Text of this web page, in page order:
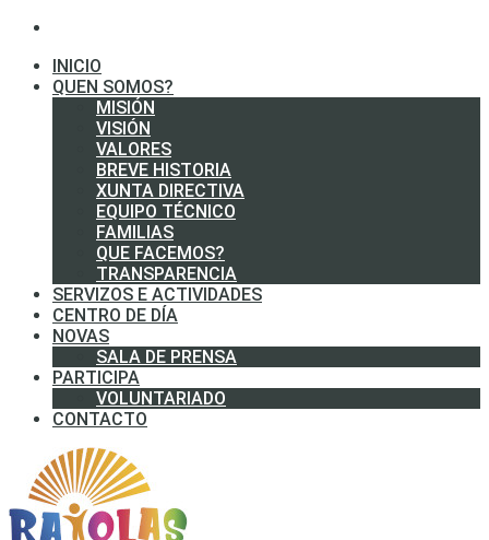
INICIO
QUEN SOMOS?
MISIÓN
VISIÓN
VALORES
BREVE HISTORIA
XUNTA DIRECTIVA
EQUIPO TÉCNICO
FAMILIAS
QUE FACEMOS?
TRANSPARENCIA
SERVIZOS E ACTIVIDADES
CENTRO DE DÍA
NOVAS
SALA DE PRENSA
PARTICIPA
VOLUNTARIADO
CONTACTO